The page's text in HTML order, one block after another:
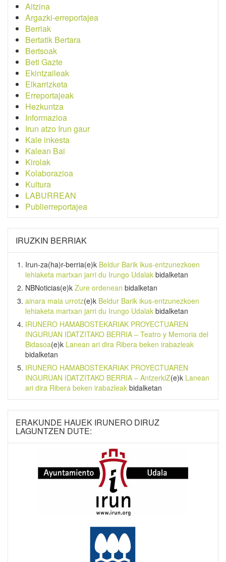
Aitzina
Argazki-erreportajea
Berriak
Bertatik Bertara
Bertsoak
Beti Gazte
Ekintzaileak
Elkarrizketa
Erreportajeak
Hezkuntza
Informazioa
Irun atzo Irun gaur
Kale inkesta
Kalean Bai
Kirolak
Kolaborazioa
Kultura
LABURREAN
Publierreportajea
IRUZKIN BERRIAK
Irun-za(ha)r-berria(e)k Beldur Barik ikus-entzunezkoen
lehiaketa martxan jarri du Irungo Udalak bidalketan
NBNoticias(e)k Zure ordenean bidalketan
ainara maia urrotz(e)k Beldur Barik ikus-entzunezkoen
lehiaketa martxan jarri du Irungo Udalak bidalketan
IRUNERO HAMABOSTEKARIAK PROYECTUAREN
INGURUAN IDATZITAKO BERRIA – Teatro y Memoria del
Bidasoa(e)k Lanean ari dira Ribera beken irabazleak
bidalketan
IRUNERO HAMABOSTEKARIAK PROYECTUAREN
INGURUAN IDATZITAKO BERRIA – AntzerkiZ(e)k Lanean
ari dira Ribera beken irabazleak bidalketan
ERAKUNDE HAUEK IRUNERO DIRUZ
LAGUNTZEN DUTE: